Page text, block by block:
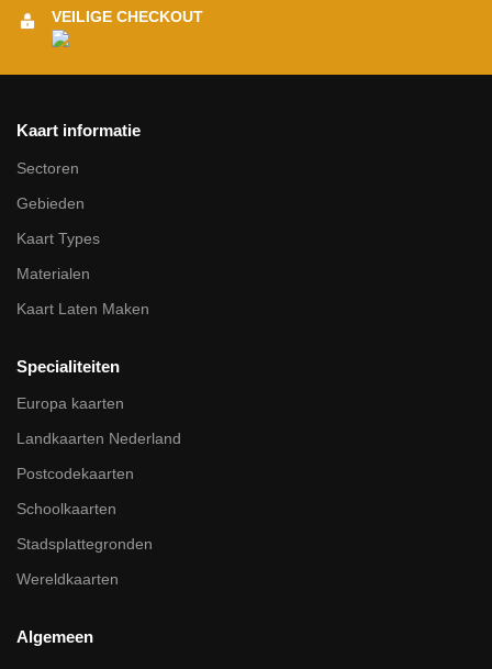
VEILIGE CHECKOUT
Kaart informatie
Sectoren
Gebieden
Kaart Types
Materialen
Kaart Laten Maken
Specialiteiten
Europa kaarten
Landkaarten Nederland
Postcodekaarten
Schoolkaarten
Stadsplattegronden
Wereldkaarten
Algemeen